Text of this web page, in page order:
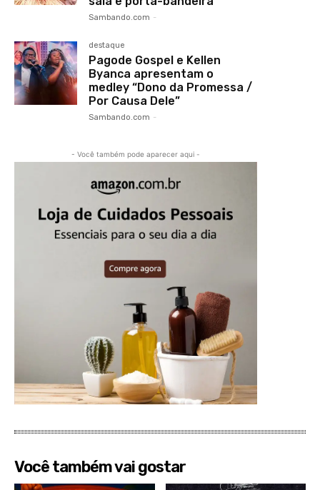
Sambando.com -
destaque
Pagode Gospel e Kellen
Byanca apresentam o
medley “Dono da Promessa /
Por Causa Dele”
Sambando.com -
- Você também pode aparecer aqui -
Você também vai gostar